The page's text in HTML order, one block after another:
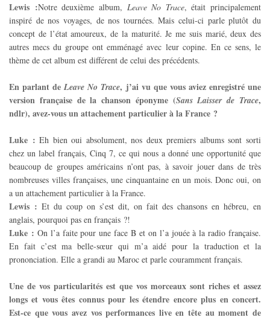
Lewis :Notre deuxième album, Leave No Trace, était principalement
inspiré de nos voyages, de nos tournées. Mais celui-ci parle plutôt du
concept de l’état amoureux, de la maturité. Je me suis marié, deux des
autres mecs du groupe ont emménagé avec leur copine. En ce sens, le
thème de cet album est différent de celui des précédents.
En parlant deLeave No Trace, j’ai vu que vous aviez enregistré une
version française de la chanson éponyme (Sans Laisser de Trace,
ndlr), avez-vous un attachement particulier à la France ?
Luke : Eh bien oui absolument, nos deux premiers albums sont sorti
chez un label français, Cinq 7, ce qui nous a donné une opportunité que
beaucoup de groupes américains n’ont pas, à savoir jouer dans de très
nombreuses villes françaises, une cinquantaine en un mois. Donc oui, on
a un attachement particulier à la France.
Lewis : Et du coup on s’est dit, on fait des chansons en hébreu, en
anglais, pourquoi pas en français ?!
Luke : On l’a faite pour une face B et on l’a jouée à la radio française.
En fait c’est ma belle-sœur qui m’a aidé pour la traduction et la
prononciation. Elle a grandi au Maroc et parle couramment français.
Une de vos particularités est que vos morceaux sont riches et assez
longs et vous êtes connus pour les étendre encore plus en concert.
Est-ce que vous avez vos performances live en tête au moment de